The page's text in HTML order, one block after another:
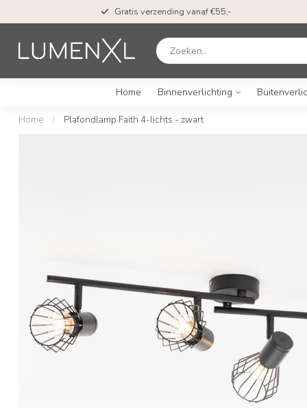
Gratis verzending vanaf €55,-
Home Binnenverlichting
Home / Plafondlamp Faith 4-lichts - zwart